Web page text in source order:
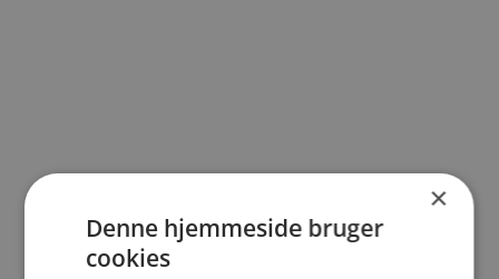
×
Denne hjemmeside bruger
cookies